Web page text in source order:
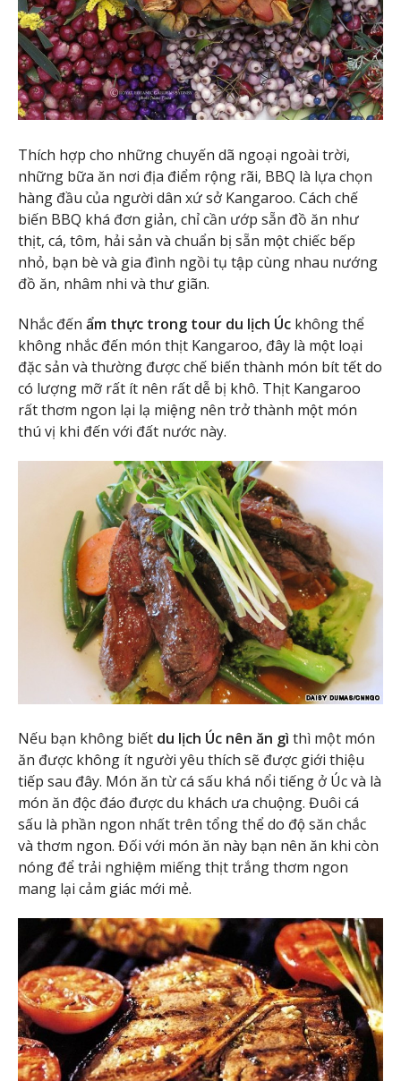
Thích hợp cho những chuyến dã ngoại ngoài trời,
những bữa ăn nơi địa điểm rộng rãi, BBQ là lựa chọn
hàng đầu của người dân xứ sở Kangaroo. Cách chế
biến BBQ khá đơn giản, chỉ cần ướp sẵn đồ ăn như
thịt, cá, tôm, hải sản và chuẩn bị sẵn một chiếc bếp
nhỏ, bạn bè và gia đình ngồi tụ tập cùng nhau nướng
đồ ăn, nhâm nhi và thư giãn.
Nhắc đến ẩm thực trong tour du lịch Úc không thể
không nhắc đến món thịt Kangaroo, đây là một loại
đặc sản và thường được chế biến thành món bít tết do
có lượng mỡ rất ít nên rất dễ bị khô. Thịt Kangaroo
rất thơm ngon lại lạ miệng nên trở thành một món
thú vị khi đến với đất nước này.
Nếu bạn không biết du lịch Úc nên ăn gì thì một món
ăn được không ít người yêu thích sẽ được giới thiệu
tiếp sau đây. Món ăn từ cá sấu khá nổi tiếng ở Úc và là
món ăn độc đáo được du khách ưa chuộng. Đuôi cá
sấu là phần ngon nhất trên tổng thể do độ săn chắc
và thơm ngon. Đối với món ăn này bạn nên ăn khi còn
nóng để trải nghiệm miếng thịt trắng thơm ngon
mang lại cảm giác mới mẻ.